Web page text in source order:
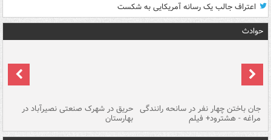
اعتراف جالب یک رسانه آمریکایی به شکست
حوادث
جان باختن چهار نفر در سانحه رانندگی
مراغه - هشترود+ فیلم
حریق در شهرک صنعتی نصیرآباد در
بهارستان